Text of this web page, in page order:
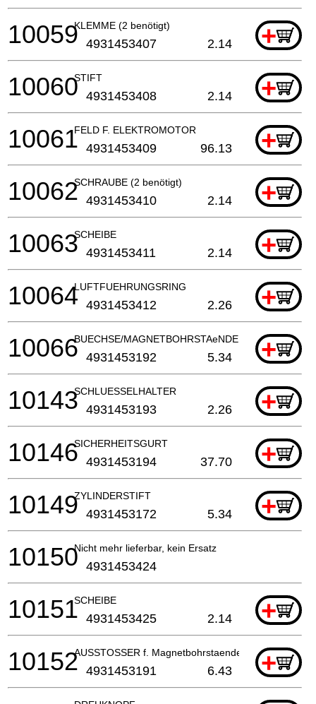
KLEMME (2 benötigt) +
10059 4931453407 2.14
STIFT +
10060 4931453408 2.14
FELD F. ELEKTROMOTOR +
10061 4931453409 96.13
SCHRAUBE (2 benötigt) +
10062 4931453410 2.14
SCHEIBE +
10063 4931453411 2.14
LUFTFUEHRUNGSRING +
10064 4931453412 2.26
BUECHSE/MAGNETBOHRSTAeNDER +
10066 4931453192 5.34
SCHLUESSELHALTER +
10143 4931453193 2.26
SICHERHEITSGURT +
10146 4931453194 37.70
ZYLINDERSTIFT +
10149 4931453172 5.34
Nicht mehr lieferbar, kein Ersatz
10150 4931453424
SCHEIBE +
10151 4931453425 2.14
AUSSTOSSER f. Magnetbohrstaender +
10152 4931453191 6.43